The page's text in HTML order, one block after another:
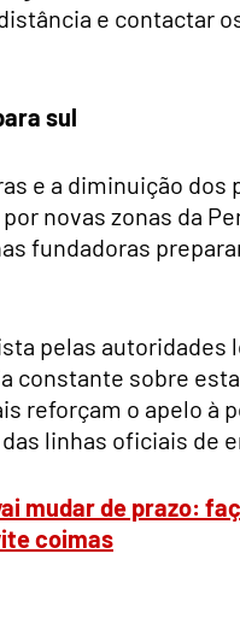
e contactar
sul
e a diminuição dos
novas zonas da
fundadoras
pelas
constante sobre
reforçam o apelo à
linhas oficiais de
mudar de prazo:
coimas